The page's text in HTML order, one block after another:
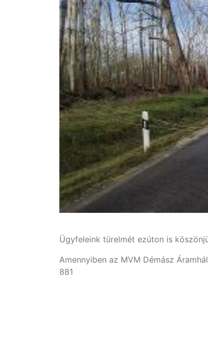
Ügyfeleink türelmét ezúton is
Amennyiben az MVM Démász
881